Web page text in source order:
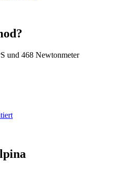
und 468 Newtonmeter